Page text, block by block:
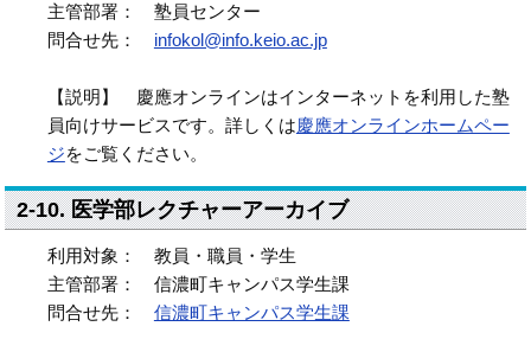
主管部署： 塾員センター
問合せ先： infokol@info.keio.ac.jp
【説明】 慶應オンラインはインターネットを利用した塾
員向けサービスです。詳しくは慶應オンラインホームペー
ジをご覧ください。
2-10. 医学部レクチャーアーカイブ
利用対象： 教員・職員・学生
主管部署： 信濃町キャンパス学生課
問合せ先： 信濃町キャンパス学生課